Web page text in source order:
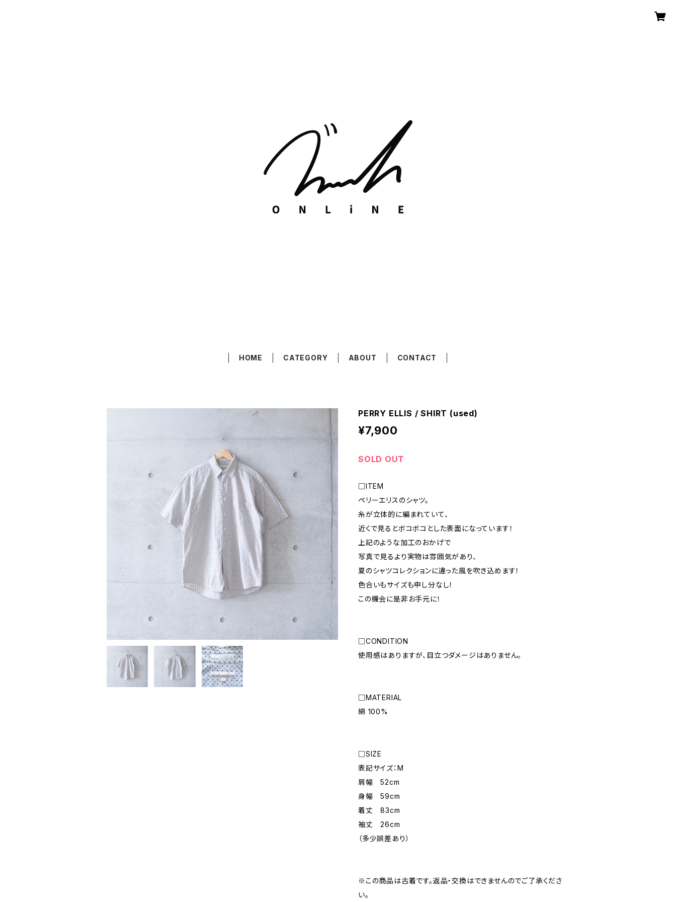
HOME CATEGORY ABOUT CONTACT
PERRY ELLIS / SHIRT (used)
¥7,900
SOLD OUT
□ITEM
ペリーエリスのシャツ。
糸が立体的に編まれていて、
近くで見るとボコボコとした表面になっています！
上記のような加工のおかげで
写真で見るより実物は雰囲気があり、
夏のシャツコレクションに違った風を吹き込めます！
色合いもサイズも申し分なし！
この機会に是非お手元に！
□CONDITION
使用感はありますが、目立つダメージはありません。
□MATERIAL
綿 100%
□SIZE
表記サイズ：M
肩幅 52cm
身幅 59cm
着丈 83cm
袖丈 26cm
（多少誤差あり）
※この商品は古着です。返品・交換はできませんのでご了承くださ
い。